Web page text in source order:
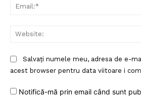
Salvați numele meu, adresa de e-
acest browser pentru data viitoare i
Notifică-mă prin email când sunt